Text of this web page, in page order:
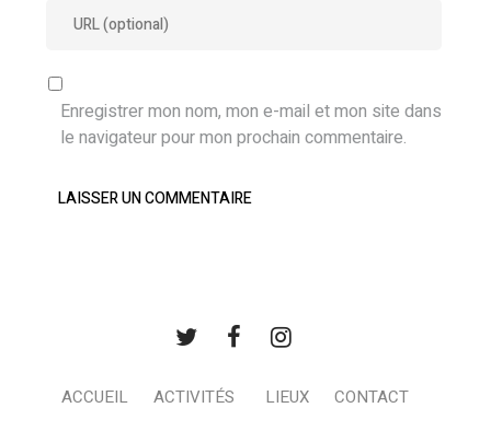
Enregistrer mon nom, mon e-mail et mon site dans
le navigateur pour mon prochain commentaire.
ACCUEIL ACTIVITÉS LIEUX CONTACT